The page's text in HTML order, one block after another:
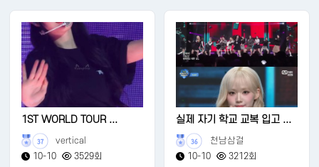
1ST WORLD TOUR ...
37
vertical
10-10
3529회
실제 자기 학교 교복 입고 ...
36
천남삼걸
10-10
3212회